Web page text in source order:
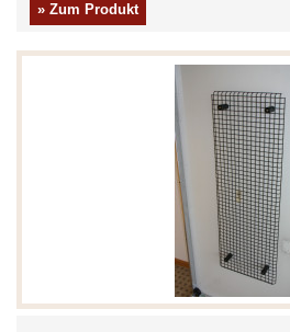
» Zum Produkt